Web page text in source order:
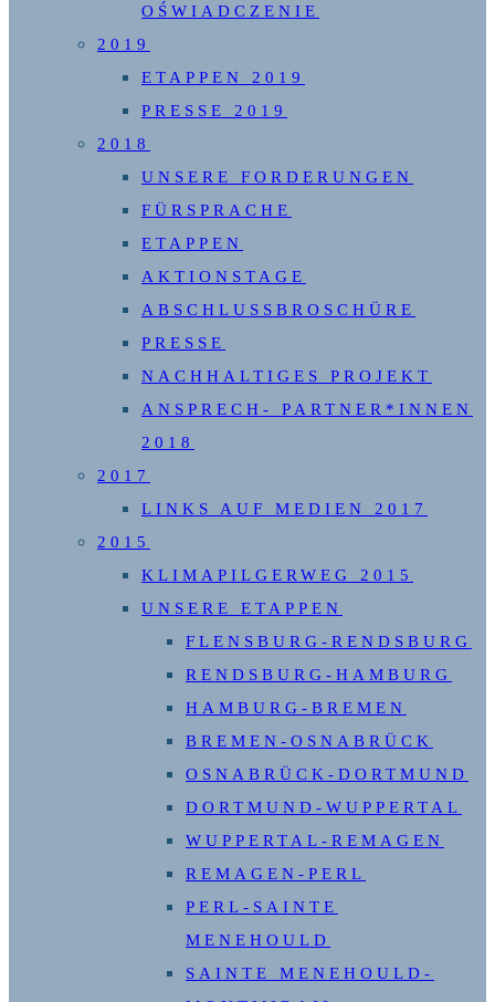
OŚWIADCZENIE
2019
ETAPPEN 2019
PRESSE 2019
2018
UNSERE FORDERUNGEN
FÜRSPRACHE
ETAPPEN
AKTIONSTAGE
ABSCHLUSSBROSCHÜRE
PRESSE
NACHHALTIGES PROJEKT
ANSPRECH- PARTNER*INNEN
2018
2017
LINKS AUF MEDIEN 2017
2015
KLIMAPILGERWEG 2015
UNSERE ETAPPEN
FLENSBURG-RENDSBURG
RENDSBURG-HAMBURG
HAMBURG-BREMEN
BREMEN-OSNABRÜCK
OSNABRÜCK-DORTMUND
DORTMUND-WUPPERTAL
WUPPERTAL-REMAGEN
REMAGEN-PERL
PERL-SAINTE
MENEHOULD
SAINTE MENEHOULD-